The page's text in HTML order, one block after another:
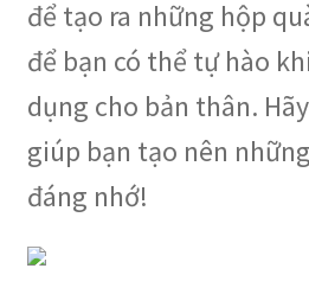
để tạo ra những hộp
để bạn có thể tự hào
dụng cho bản thân.
giúp bạn tạo nên
đáng nhớ!